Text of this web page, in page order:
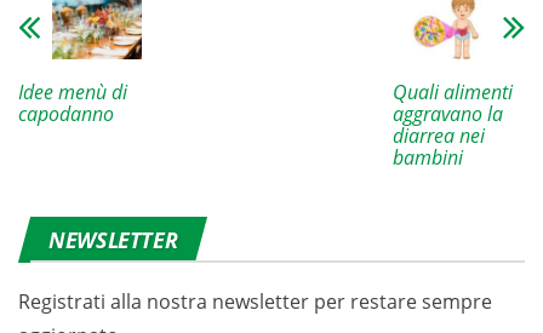
Idee menù di
capodanno
Quali alimenti
aggravano la
diarrea nei
bambini
NEWSLETTER
Registrati alla nostra newsletter per restare sempre